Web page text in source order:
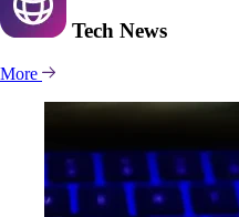
Tech News
More